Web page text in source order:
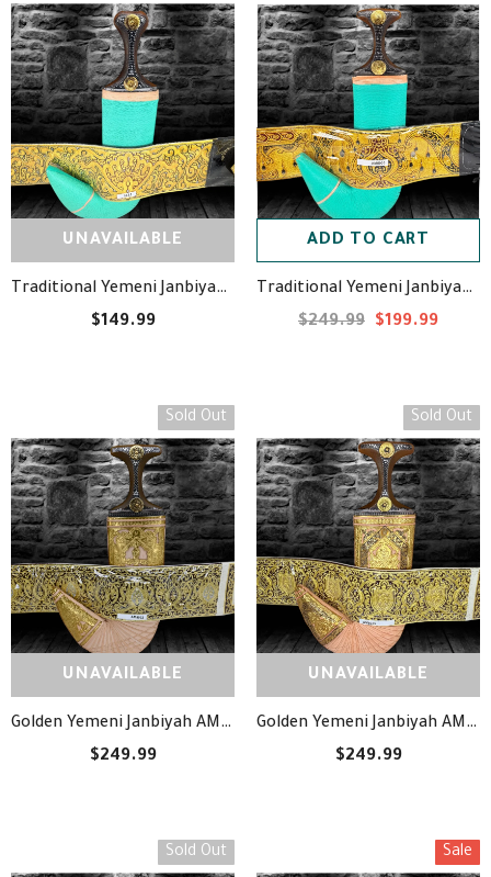
UNAVAILABLE
Traditional Yemeni Janbiyah -H31- جنبية يمنية تقليدية
$149.99
ADD TO CART
Traditional Yemeni Janbiyah - Am5003- جنبية يمنية تقليدية
$249.99 $199.99
Sold Out
UNAVAILABLE
Golden Yemeni Janbiyah AM5032- جنبية ذهبيه مع جلد
$249.99
Sold Out
UNAVAILABLE
Golden Yemeni Janbiyah AM5035- جنبية ذهبيه مع جلد
$249.99
Sold Out Sale